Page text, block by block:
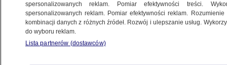
Piotr Krysztofiak
2.07.2026, 12:24
Posłuchaj artykułu
spersonalizowanych reklam. Pomiar efektywności treści.
spersonalizowanych reklam. Pomiar efektywności reklam.
kombinacji danych z różnych źródeł. Rozwój i ulepszanie usług.
do wyboru reklam.
Lista partnerów (dostawców)